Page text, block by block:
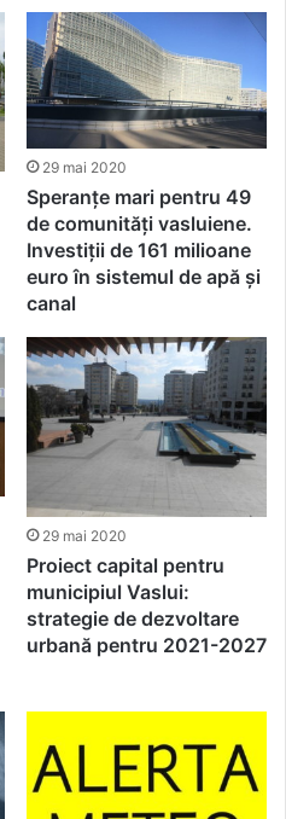
29 mai 2020
Speranțe mari pentru 49
de comunități vasluiene.
Investiții de 161 milioane
euro în sistemul de apă și
canal
29 mai 2020
Proiect capital pentru
municipiul Vaslui:
strategie de dezvoltare
urbană pentru 2021-2027